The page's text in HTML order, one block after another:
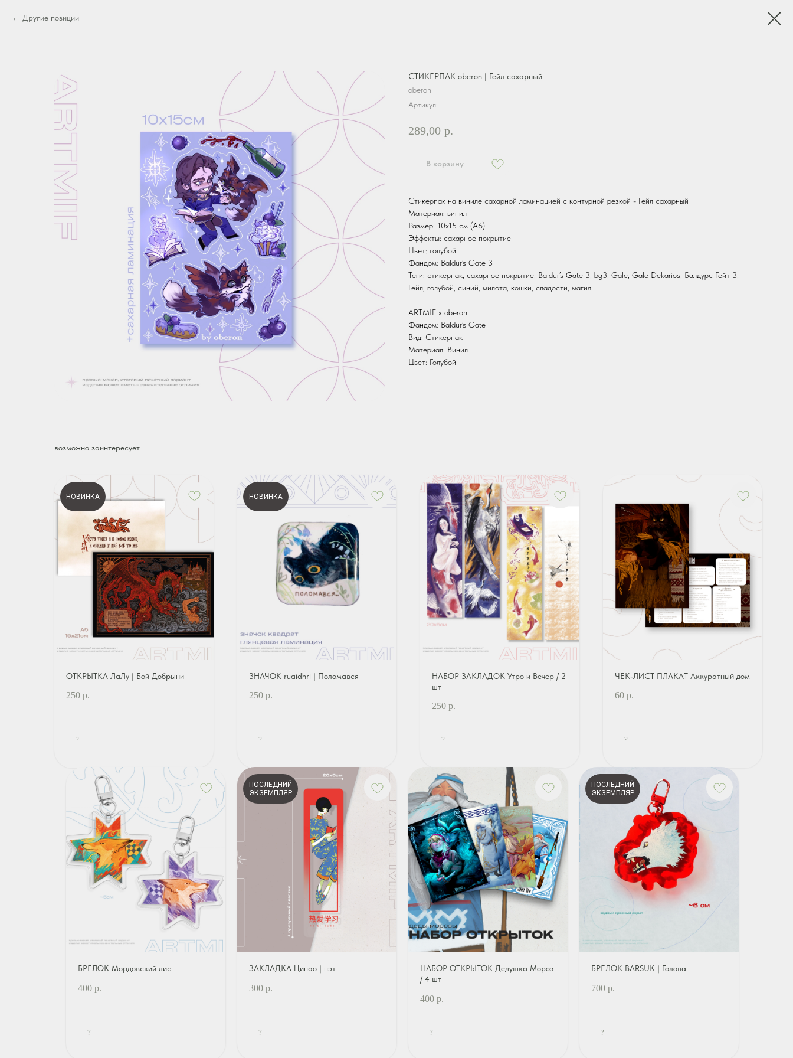
Другие позиции
СТИКЕРПАК oberon | Гейл сахарный
oberon
Артикул:
289,00 р.
В корзину
Стикерпак на виниле сахарной ламинацией с контурной резкой - Гейл сахарный
Материал: винил
Размер: 10х15 см (А6)
Эффекты: сахарное покрытие
Цвет: голубой
Фандом: Baldur’s Gate 3
Теги: стикерпак, сахарное покрытие, Baldur’s Gate 3, bg3, Gale, Gale Dekarios, Балдурс Гейт 3,
Гейл, голубой, синий, милота, кошки, сладости, магия
ARTMIF х oberon
Фандом: Baldur’s Gate
Вид: Стикерпак
Материал: Винил
Цвет: Голубой
возможно заинтересует
НОВИНКА
ОТКРЫТКА ЛаЛу | Бой Добрыни
250 р.
?
НОВИНКА
ЗНАЧОК ruaidhri | Поломався
250 р.
?
НАБОР ЗАКЛАДОК Утро и Вечер / 2
шт
250 р.
?
ЧЕК-ЛИСТ ПЛАКАТ Аккуратный дом
60 р.
?
БРЕЛОК Мордовский лис
400 р.
?
ПОСЛЕДНИЙ
ЭКЗЕМПЛЯР
ЗАКЛАДКА Ципао | пэт
300 р.
?
НАБОР ОТКРЫТОК Дедушка Мороз
/ 4 шт
400 р.
?
ПОСЛЕДНИЙ
ЭКЗЕМПЛЯР
БРЕЛОК BARSUK | Голова
700 р.
?